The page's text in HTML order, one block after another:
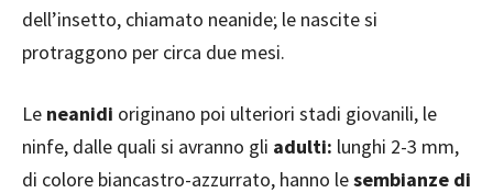
dell’insetto, chiamato neanide; le nascite si
protraggono per circa due mesi.
Le neanidi originano poi ulteriori stadi giovanili, le
ninfe, dalle quali si avranno gli adulti: lunghi 2-3 mm,
di colore biancastro-azzurrato, hanno lesembianze di